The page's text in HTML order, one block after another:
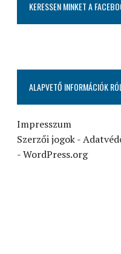
KERESSEN MINKET A
ALAPVETŐ INFORMÁCIÓK
Impresszum
Szerzői jogok-
-WordPress.org